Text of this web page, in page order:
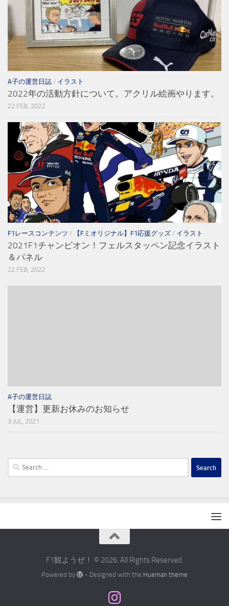
A子の運営日誌 / イラスト
2022年の活動方針について。アクリル絵画やります。
22 FEB, 2022
F1レースコンテンツ / 【Fミオリジナル】F1応援グッズ / イラスト
2021F1チャンピオン！フェルスタッペン記念イラスト
＆パネル
22 FEB, 2022
A子の運営日誌
【運営】更新お休みのお知らせ
3 JUL, 2021
Search
for:
F1観ようぜ！ © 2026. All Rights Reserved.
Powered by - Designed with the Hueman theme